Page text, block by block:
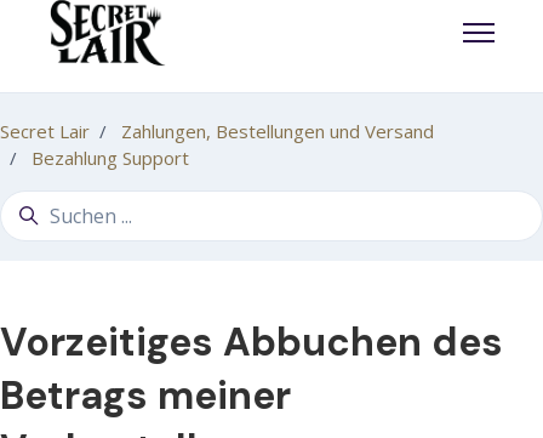
Secret Lair
Zahlungen, Bestellungen und Versand
Bezahlung Support
Suche
Vorzeitiges Abbuchen des
Betrags meiner